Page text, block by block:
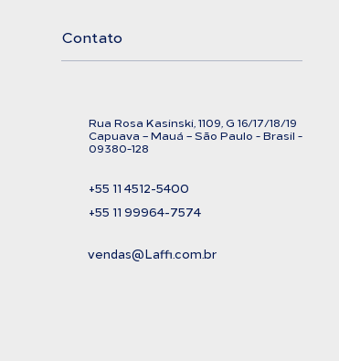
Contato
Rua Rosa Kasinski, 1109, G 16/17/18/19
Capuava – Mauá – São Paulo - Brasil -
09380-128
+55 11 4512-5400
+55 11 99964-7574
vendas@Laffi.com.br